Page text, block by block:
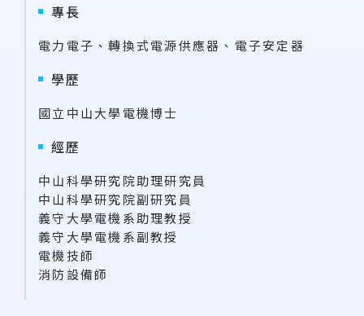
專長
電力電子、轉換式電源供應器、電子安定器
學歷
國立中山大學電機博士
經歷
中山科學研究院助理研究員
中山科學研究院副研究員
義守大學電機系助理教授
義守大學電機系副教授
電機技師
消防設備師